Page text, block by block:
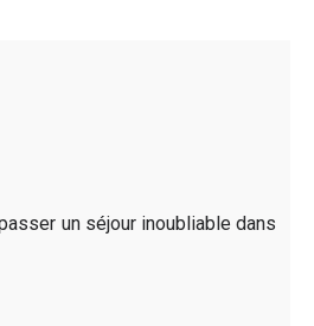
un séjour inoubliable dans